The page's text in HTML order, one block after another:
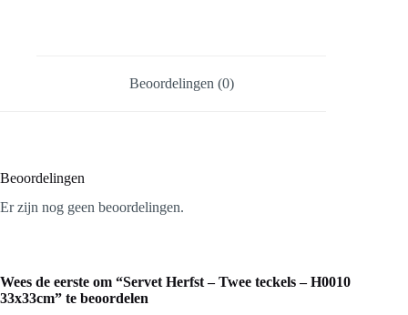
Beoordelingen (0)
Beoordelingen
Er zijn nog geen beoordelingen.
Wees de eerste om “Servet Herfst – Twee teckels – H0010
33x33cm” te beoordelen